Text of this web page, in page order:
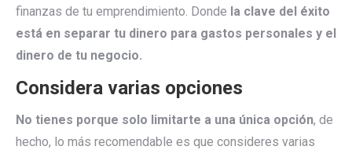
finanzas de tu emprendimiento. Donde la clave del éxito
está en separar tu dinero para gastos personales y el
dinero de tu negocio.
Considera varias opciones
No tienes porque solo limitarte a una única opción, de
hecho, lo más recomendable es que consideres varias